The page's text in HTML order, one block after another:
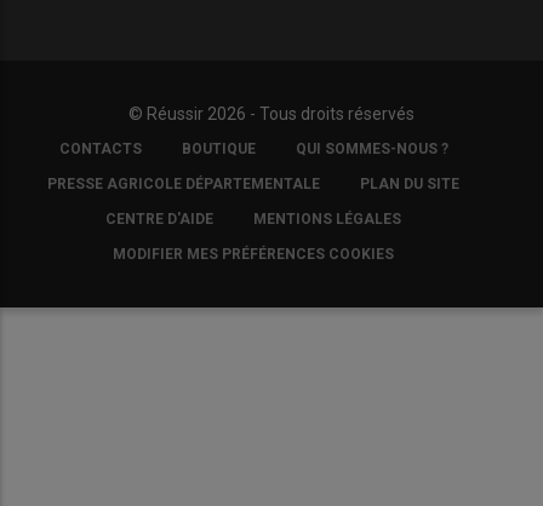
© Réussir 2026 - Tous droits réservés
FOOTER
COPYRIGHT
CONTACTS BOUTIQUE QUI SOMMES-NOUS ?
PRESSE AGRICOLE DÉPARTEMENTALE PLAN DU SITE
CENTRE D'AIDE MENTIONS LÉGALES
MODIFIER MES PRÉFÉRENCES COOKIES